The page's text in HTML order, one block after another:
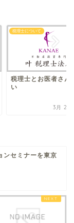
税理士について
税理士とお医者さん
い
3月 23,
ンセミナーを東京